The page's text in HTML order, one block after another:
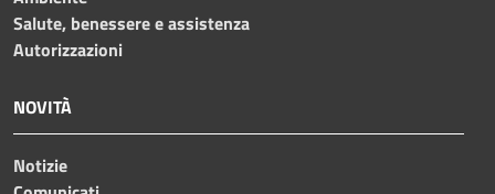
Salute, benessere e assistenza
Autorizzazioni
NOVITÀ
Notizie